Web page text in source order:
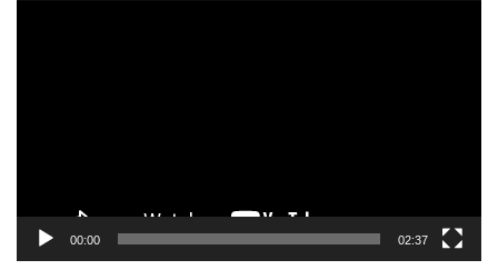
00:00 02:37